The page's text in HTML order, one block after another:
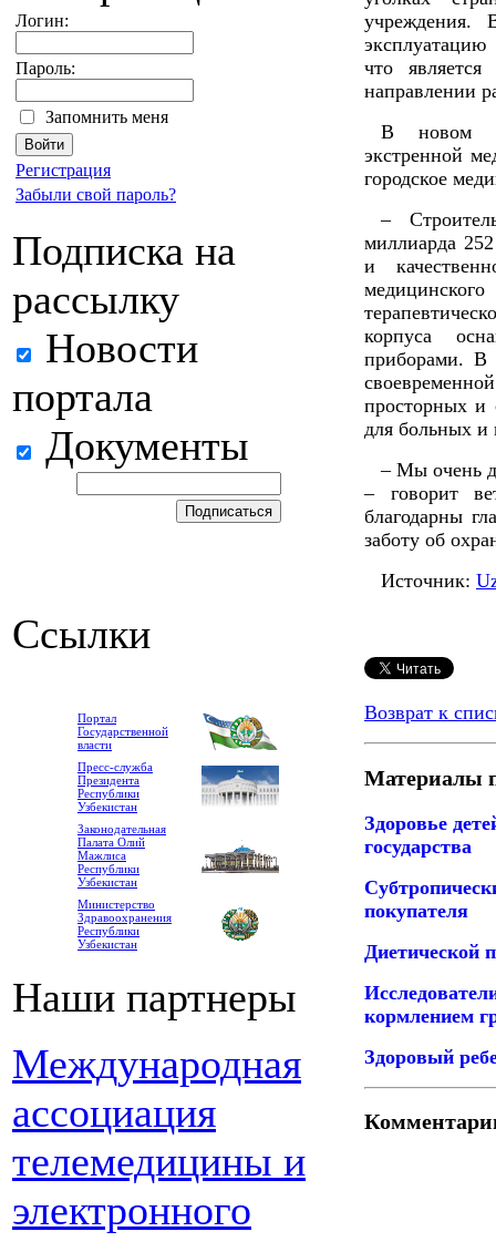
Логин:
Пароль:
Запомнить меня
Регистрация
Забыли свой пароль?
Подписка на
рассылку
Новости
портала
Документы
Ссылки
Портал
Государственной
власти
Пресс-служба
Президента
Республики
Узбекистан
Законодательная
Палата Олий
Мажлиса
Республики
Узбекистан
Министерство
Здравоохранения
Республики
Узбекистан
Наши партнеры
Международная
ассоциация
телемедицины и
электронного
учреждения.
что
направлении
В новом
экстренной
городское
–
миллиарда
и
корпуса
приборами. В
просторных и
для больных и
– Мы очень
– говорит
благодарны
заботу об
Источник:
Возврат к
Материалы
Здоровье
государства
покупателя
Диетической
кормлением
Здоровый